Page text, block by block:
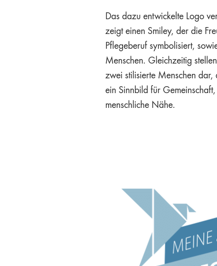
Das dazu entwickelte Logo
zeigt einen Smiley, der die
Pflegeberuf symbolisiert,
Menschen. Gleichzeitig
zwei stilisierte Menschen
ein Sinnbild für
menschliche Nähe.